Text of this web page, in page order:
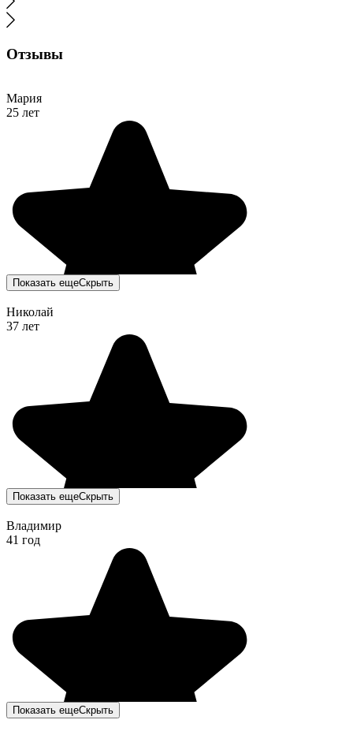
Отзывы
Мария
25 лет
Показать ещеСкрыть
Николай
37 лет
Показать ещеСкрыть
Владимир
41 год
Показать ещеСкрыть